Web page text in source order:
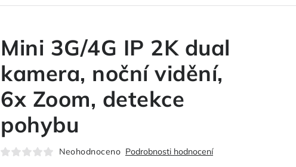
Mini 3G/4G IP 2K dual
kamera, noční vidění,
6x Zoom, detekce
pohybu
Neohodnoceno Podrobnosti hodnocení